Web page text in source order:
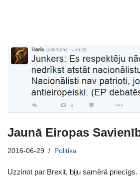
Jaunā Eiropas
2016-06-29 Politika
Uzzinot par Brexit, biju samērā